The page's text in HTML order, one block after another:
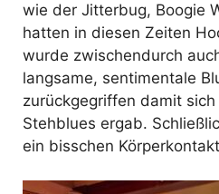
wie der Jitterbug, Boogie
hatten in diesen Zeiten
wurde zwischendurch
langsame, sentimentale
zurückgegriffen damit
Stehblues ergab.
ein bisschen